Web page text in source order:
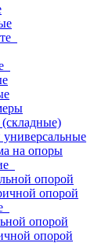
на опоры
опорой
опорой
опорой
опорой